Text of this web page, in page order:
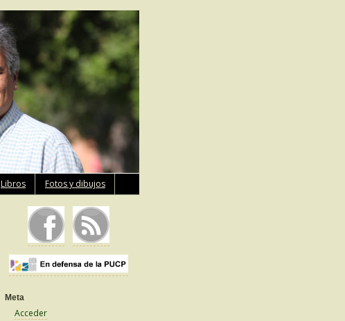
Libros Fotos y dibujos
Meta
Acceder